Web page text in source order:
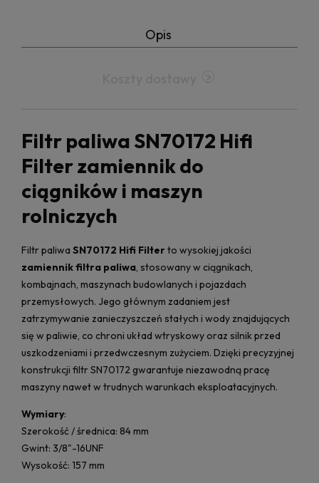
Opis
Filtr paliwa SN70172 Hifi
Filter zamiennik do
ciągników i maszyn
rolniczych
Filtr paliwa SN70172 Hifi Filterto wysokiej jakości
zamiennik filtra paliwa, stosowany w ciągnikach,
kombajnach, maszynach budowlanych i pojazdach
przemysłowych. Jego głównym zadaniem jest
zatrzymywanie zanieczyszczeń stałych i wody znajdujących
się w paliwie, co chroni układ wtryskowy oraz silnik przed
uszkodzeniami i przedwczesnym zużyciem. Dzięki precyzyjnej
konstrukcji filtr SN70172 gwarantuje niezawodną pracę
maszyny nawet w trudnych warunkach eksploatacyjnych.
Wymiary:
Szerokość / średnica: 84 mm
Gwint: 3/8"-16UNF
Wysokość: 157 mm